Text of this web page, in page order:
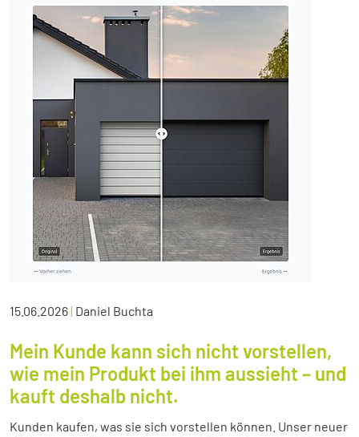
15.06.2026| Daniel Buchta
Mein Kunde kann sich nicht vorstellen,
wie mein Produkt bei ihm aussieht – und
kauft deshalb nicht.
Kunden kaufen, was sie sich vorstellen können. Unser neuer